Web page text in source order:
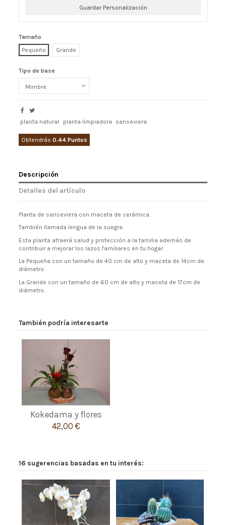
Guardar Personalización
Tamaño
Pequeño
Grande
Tipo de base
planta natural planta limpiadora sanseviera
Obtendrás0.44 Puntos
Descripción
Detalles del artículo
Planta de sanseviera con maceta de cerámica.
También llamada lengua de la suegra.
Esta planta atraerá salud y protección a la familia además de
contribuir a mejorar los lazos familiares en tu hogar.
La Pequeña con un tamaño de 40 cm de alto y maceta de 14cm de
diámetro.
La Grande con un tamaño de 60 cm de alto y maceta de 17cm de
diámetro.
También podría interesarte
Kokedama y flores
42,00 €
16 sugerencias basadas en tu interés: